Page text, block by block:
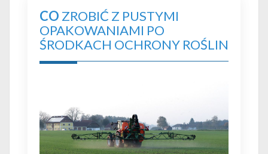
CO ZROBIĆ Z PUSTYMI
OPAKOWANIAMI PO
ŚRODKACH OCHRONY ROŚLIN